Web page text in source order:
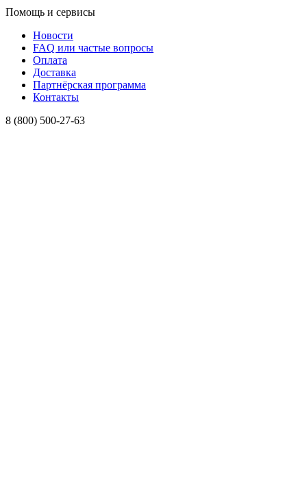
Помощь и сервисы
Новости
FAQ или частые вопросы
Оплата
Доставка
Партнёрская программа
Контакты
8 (800) 500-27-63